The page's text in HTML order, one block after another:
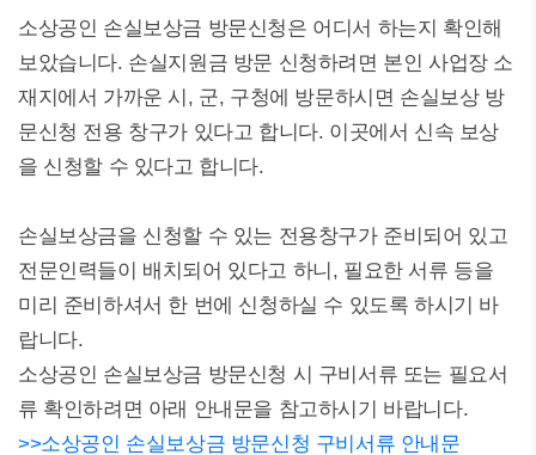
소상공인 손실보상금 방문신청은 어디서 하는지 확인해
보았습니다. 손실지원금 방문 신청하려면 본인 사업장 소
재지에서 가까운 시, 군, 구청에 방문하시면 손실보상 방
문신청 전용 창구가 있다고 합니다. 이곳에서 신속 보상
을 신청할 수 있다고 합니다.
손실보상금을 신청할 수 있는 전용창구가 준비되어 있고
전문인력들이 배치되어 있다고 하니, 필요한 서류 등을
미리 준비하셔서 한 번에 신청하실 수 있도록 하시기 바
랍니다.
소상공인 손실보상금 방문신청 시 구비서류 또는 필요서
류 확인하려면 아래 안내문을 참고하시기 바랍니다.
>>소상공인 손실보상금 방문신청 구비서류 안내문